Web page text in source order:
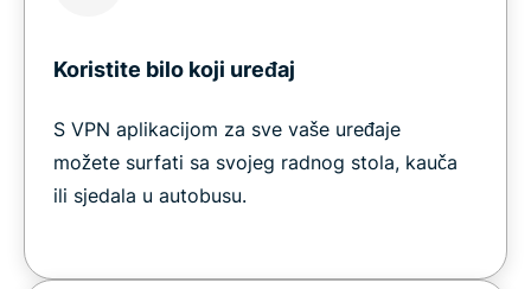
Koristite bilo koji uređaj
S VPN aplikacijom za sve vaše uređaje
možete surfati sa svojeg radnog stola, kauča
ili sjedala u autobusu.